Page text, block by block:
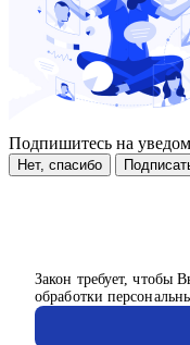
Закон требует, чтобы
обработки
Подпишитесь на
Нет, спасибо